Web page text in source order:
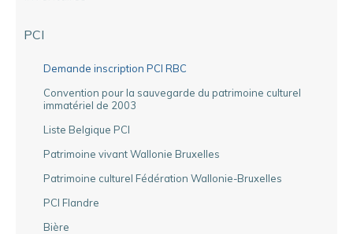
PCI
Demande inscription PCI RBC
Convention pour la sauvegarde du patrimoine culturel
immatériel de 2003
Liste Belgique PCI
Patrimoine vivant Wallonie Bruxelles
Patrimoine culturel Fédération Wallonie-Bruxelles
PCI Flandre
Bière